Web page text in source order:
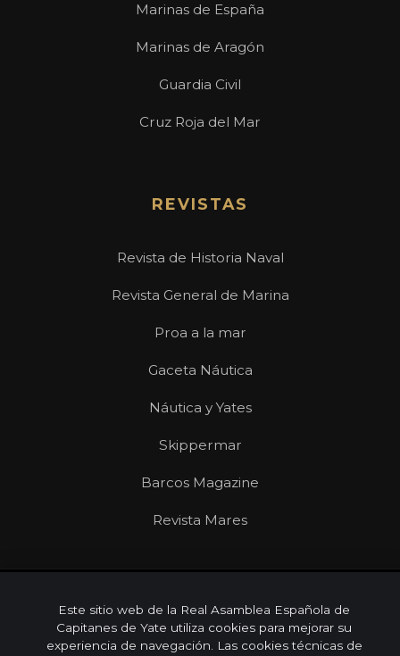
Marinas de España
Marinas de Aragón
Guardia Civil
Cruz Roja del Mar
REVISTAS
Revista de Historia Naval
Revista General de Marina
Proa a la mar
Gaceta Náutica
Náutica y Yates
Skippermar
Barcos Magazine
Revista Mares
Todos los derechos reservados
Aviso LegalPrivacidad Cookies
Este sitio web de la Real Asamblea Española de
Capitanes de Yate utiliza cookies para mejorar su
experiencia de navegación. Las cookies técnicas de